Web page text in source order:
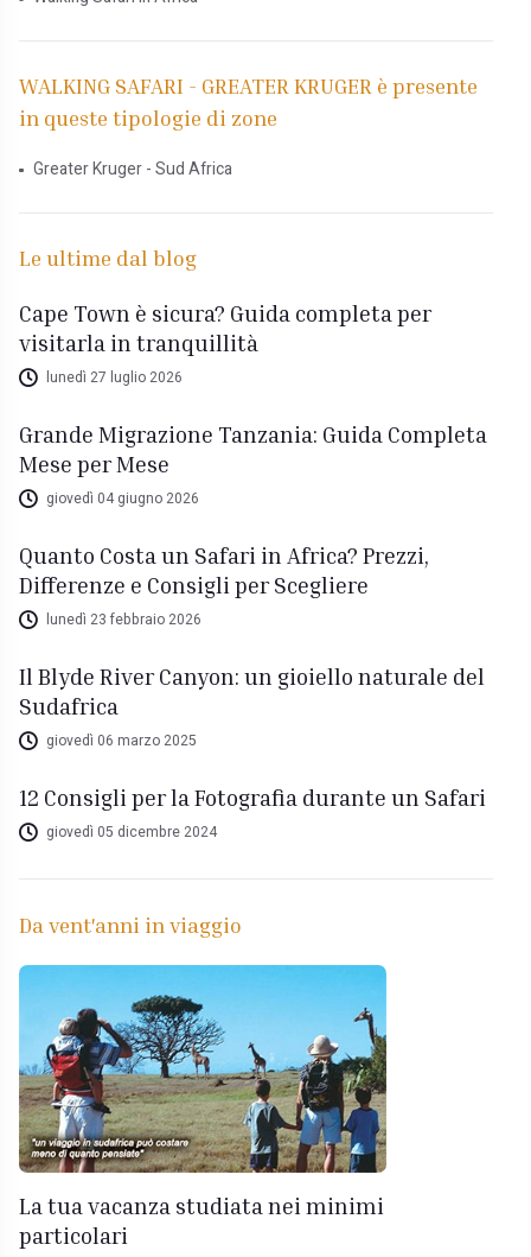
WALKING SAFARI - GREATER KRUGER è presente
in queste tipologie di zone
Greater Kruger - Sud Africa
Le ultime dal blog
Cape Town è sicura? Guida completa per
visitarla in tranquillità
lunedì 27 luglio 2026
Grande Migrazione Tanzania: Guida Completa
Mese per Mese
giovedì 04 giugno 2026
Quanto Costa un Safari in Africa? Prezzi,
Differenze e Consigli per Scegliere
lunedì 23 febbraio 2026
Il Blyde River Canyon: un gioiello naturale del
Sudafrica
giovedì 06 marzo 2025
12 Consigli per la Fotografia durante un Safari
giovedì 05 dicembre 2024
Da vent'anni in viaggio
La tua vacanza studiata nei minimi
particolari